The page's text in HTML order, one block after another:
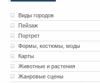
Виды городов
Пейзаж
Портрет
Формы, костюмы, моды
Карты
Животные и растения
Жанровые сцены